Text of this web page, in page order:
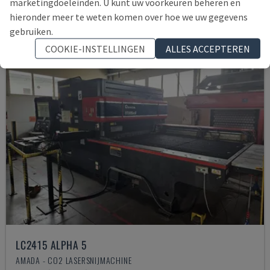
LC2415 ALPHA 5
AMADA - CO2 LASERSNIJMACHINE
hieronder meer te weten komen over hoe we uw gegevens
gebruiken.
COOKIE-INSTELLINGEN
ALLES ACCEPTEREN